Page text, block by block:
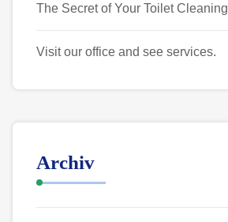
The Secret of Your Toilet Cleaning
Visit our office and see services.
Archiv